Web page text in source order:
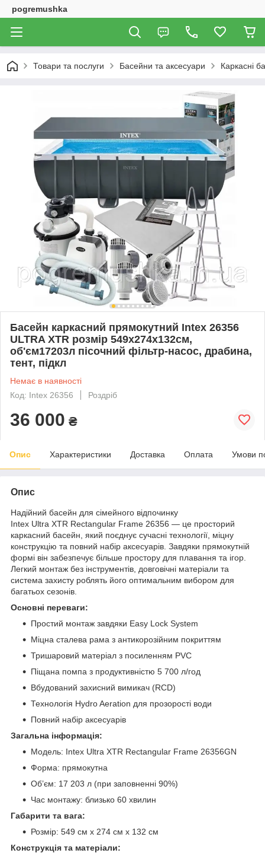
pogremushka
Товари та послуги Басейни та аксесуари Каркасні
Басейн каркасний прямокутний Intex 26356
ULTRA XTR розмір 549x274x132см,
об'єм17203л пісочний фільтр-насос, драбина,
тент, підкл
Немає в наявності
Код: Intex 26356
Роздріб
36 000 ₴
Опис Характеристики Доставка Оплата Умови
Опис
Надійний басейн для сімейного відпочинку
Intex Ultra XTR Rectangular Frame 26356 — це просторий
каркасний басейн, який поєднує сучасні технології, міцну
конструкцію та повний набір аксесуарів. Завдяки прямокутній
формі він забезпечує більше простору для плавання та ігор.
Легкий монтаж без інструментів, довговічні матеріали та
система захисту роблять його оптимальним вибором для
багатьох сезонів.
Основні переваги:
Простий монтаж завдяки Easy Lock System
Міцна сталева рама з антикорозійним покриттям
Тришаровий матеріал з посиленням PVC
Піщана помпа з продуктивністю 5 700 л/год
Вбудований захисний вимикач (RCD)
Технологія Hydro Aeration для прозорості води
Повний набір аксесуарів
Загальна інформація:
Модель: Intex Ultra XTR Rectangular Frame 26356GN
Форма: прямокутна
Об’єм: 17 203 л (при заповненні 90%)
Час монтажу: близько 60 хвилин
Габарити та вага:
Розмір: 549 см x 274 см x 132 см
Конструкція та матеріали: